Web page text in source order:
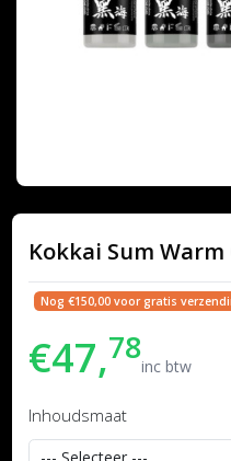
Kokkai Sum
Nog €150,00 voor gratis
€47,78inc btw
Inhoudsmaat